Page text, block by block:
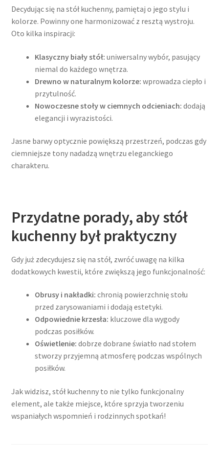
Decydując się na stół kuchenny, pamiętaj o jego stylu i
kolorze. Powinny one harmonizować z resztą wystroju.
Oto kilka inspiracji:
Klasyczny biały stół: uniwersalny wybór, pasujący
niemal do każdego wnętrza.
Drewno w naturalnym kolorze: wprowadza ciepło i
przytulność.
Nowoczesne stoły w ciemnych odcieniach: dodają
elegancji i wyrazistości.
Jasne barwy optycznie powiększą przestrzeń, podczas gdy
ciemniejsze tony nadadzą wnętrzu eleganckiego
charakteru.
Przydatne porady, aby stół
kuchenny był praktyczny
Gdy już zdecydujesz się na stół, zwróć uwagę na kilka
dodatkowych kwestii, które zwiększą jego funkcjonalność:
Obrusy i nakładki: chronią powierzchnię stołu
przed zarysowaniami i dodają estetyki.
Odpowiednie krzesła: kluczowe dla wygody
podczas posiłków.
Oświetlenie: dobrze dobrane światło nad stołem
stworzy przyjemną atmosferę podczas wspólnych
posiłków.
Jak widzisz, stół kuchenny to nie tylko funkcjonalny
element, ale także miejsce, które sprzyja tworzeniu
wspaniałych wspomnień i rodzinnych spotkań!